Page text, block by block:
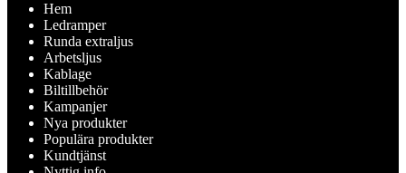
Hem
Ledramper
Runda extraljus
Arbetsljus
Kablage
Biltillbehör
Kampanjer
Nya produkter
Populära produkter
Kundtjänst